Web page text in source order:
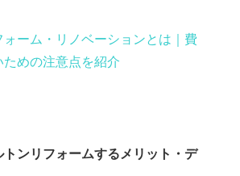
ォーム・リノベーションとは｜費
めの注意点を紹介
トンリフォームするメリット・デ